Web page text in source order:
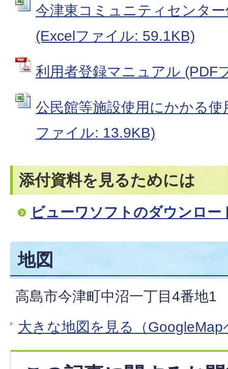
今津東コミュニティセンタ
(Excelファイル: 59.1KB)
利用者登録マニュアル (PDF
公民館等施設使用にかかる
ファイル: 13.9KB)
添付資料を見るためには
ビューワソフトのダウンロー
地図
高島市今津町中沼一丁目4番地1
大きな地図を見る（GoogleMap